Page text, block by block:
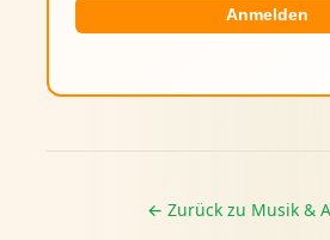
Anmelden
← Zurück zu Musik &